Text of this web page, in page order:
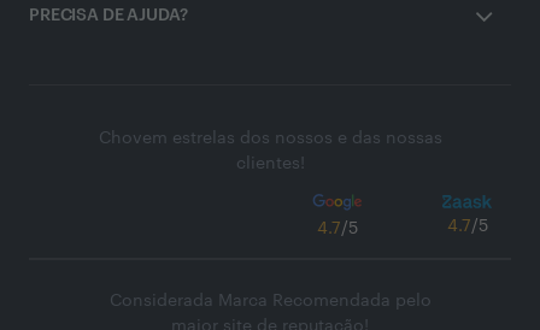
PRECISA DE AJUDA?
Chovem estrelas dos nossos e das nossas
clientes!
4.7/5 4.7/5
Considerada Marca Recomendada pelo